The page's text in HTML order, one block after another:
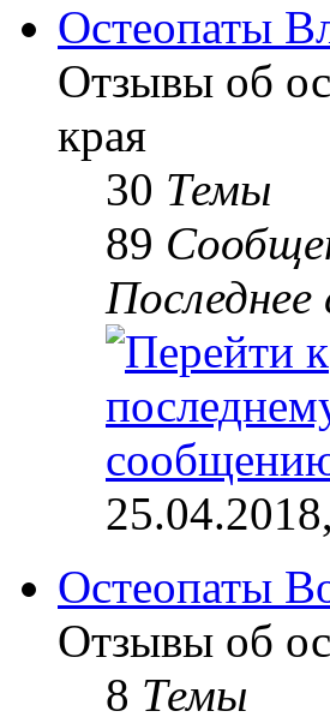
Остеопаты
Отзывы об
края
30 Темы
89
Остеопаты
Отзывы об
8 Темы